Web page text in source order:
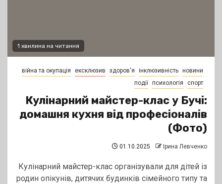
1 хвилина на читання
війна та окупація ексклюзив здоров'я інклюзивність новини
події психологія спорт
Кулінарний майстер-клас у Бучі:
домашня кухня від професіоналів
(Фото)
01.10.2025 Ірина Левченко
Кулінарний майстер-клас організували для дітей із
родин опікунів, дитячих будинків сімейного типу та